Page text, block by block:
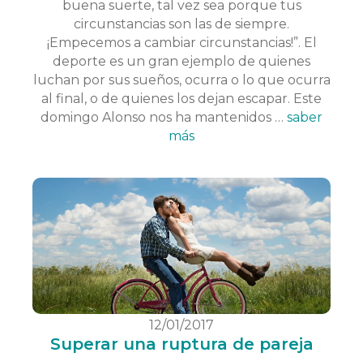
buena suerte, tal vez sea porque tus
circunstancias son las de siempre.
¡Empecemos a cambiar circunstancias!”. El
deporte es un gran ejemplo de quienes
luchan por sus sueños, ocurra o lo que ocurra
al final, o de quienes los dejan escapar. Este
domingo Alonso nos ha mantenidos … saber
más
12/01/2017
Superar una ruptura de pareja